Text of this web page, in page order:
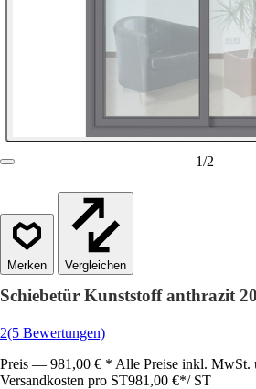
1/2
Vergleichen
Schiebetür Kunststoff anthrazit
2(5 Bewertungen)
Preis — 981,00 € * Alle Preise inkl. MwSt.
Versandkosten pro ST981,00 €*/ ST